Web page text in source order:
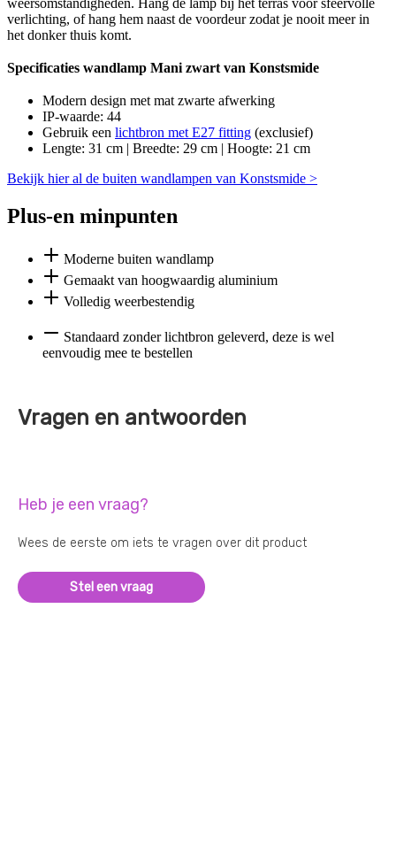
weersomstandigheden. Hang de lamp bij het terras voor sfeervolle
verlichting, of hang hem naast de voordeur zodat je nooit meer in
het donker thuis komt.
Specificaties wandlamp Mani zwart van Konstsmide
Modern design met mat zwarte afwerking
IP-waarde: 44
Gebruik een lichtbron met E27 fitting (exclusief)
Lengte: 31 cm | Breedte: 29 cm | Hoogte: 21 cm
Bekijk hier al de buiten wandlampen van Konstsmide >
Plus-en minpunten
Moderne buiten wandlamp
Gemaakt van hoogwaardig aluminium
Volledig weerbestendig
Standaard zonder lichtbron geleverd, deze is wel
eenvoudig mee te bestellen
Vragen en antwoorden
Heb je een vraag?
Wees de eerste om iets te vragen over dit product
Stel een vraag